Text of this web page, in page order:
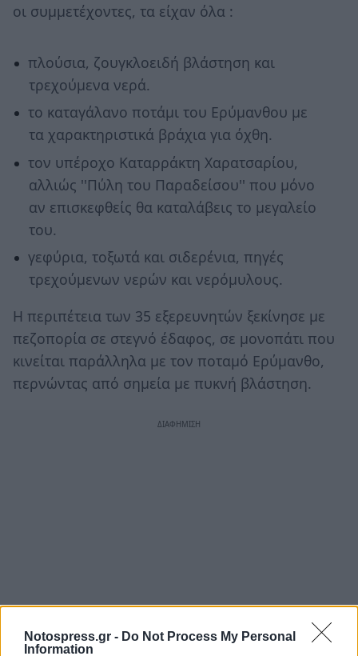
Notospress.gr - Do Not Process My Personal
Information
οι συμμετέχοντες, τα είχαν όλα :
πλούσια, ζουγκλοειδή βλάστηση και
τρεχούμενα νερά.
το καταγάλανο ποτάμι του Ερύμανθου με
τα χαρακτηριστικά βράχια για όχθη.
τον υπέροχο Καταρράκτη Χαρατσαρίου,
αλλιώς ''Πύλη του Παραδείσου'' που μόνο
αν επισκεφθείς θα καταλάβεις το μεγαλείο
του.
γεφύρια, τοξωτά και σιδερένια, πηγές
τρεχούμενων νερών και νερόμυλους.
Η περιπέτεια των 35 εξερευνητών ξεκίνησε με
πεζοπορία σε στεγνό έδαφος, σε μονοπάτι που
κινείται παράλληλα με τον ποταμό Ερύμανθο,
περνώντας από σημεία με πυκνή βλάστηση.